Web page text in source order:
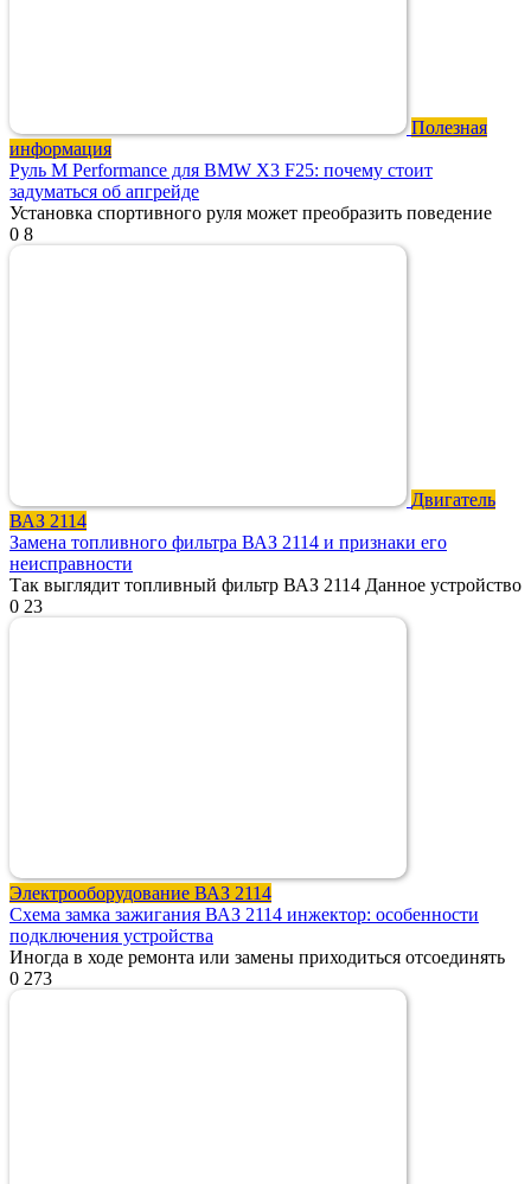
Полезная
информация
Руль M Performance для BMW X3 F25: почему стоит
задуматься об апгрейде
Установка спортивного руля может преобразить поведение
0 8
Двигатель
ВАЗ 2114
Замена топливного фильтра ВАЗ 2114 и признаки его
неисправности
Так выглядит топливный фильтр ВАЗ 2114 Данное устройство
0 23
Электрооборудование ВАЗ 2114
Схема замка зажигания ВАЗ 2114 инжектор: особенности
подключения устройства
Иногда в ходе ремонта или замены приходиться отсоединять
0 273